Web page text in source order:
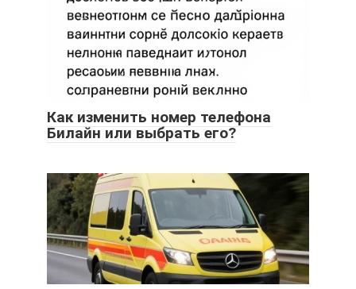
Как изменить номер телефона
Билайн или выбрать его?